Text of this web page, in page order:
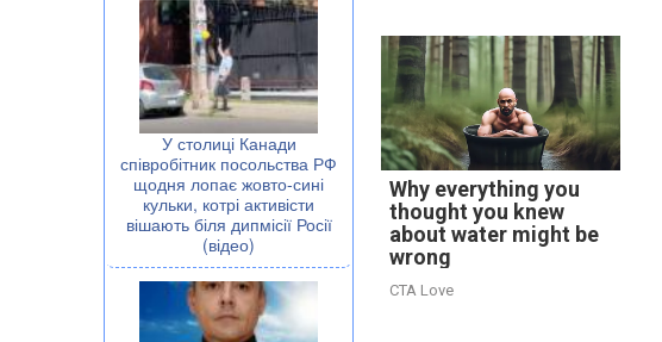
У столиці Канади
співробітник посольства РФ
щодня лопає жовто-сині
кульки, котрі активісти
вішають біля дипмісії Росії
(відео)
Why everything you
thought you knew
about water might be
wrong
CTA Love